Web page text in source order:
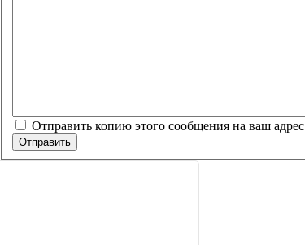
Отправить копию этого сообщения на ваш адрес
Отправить